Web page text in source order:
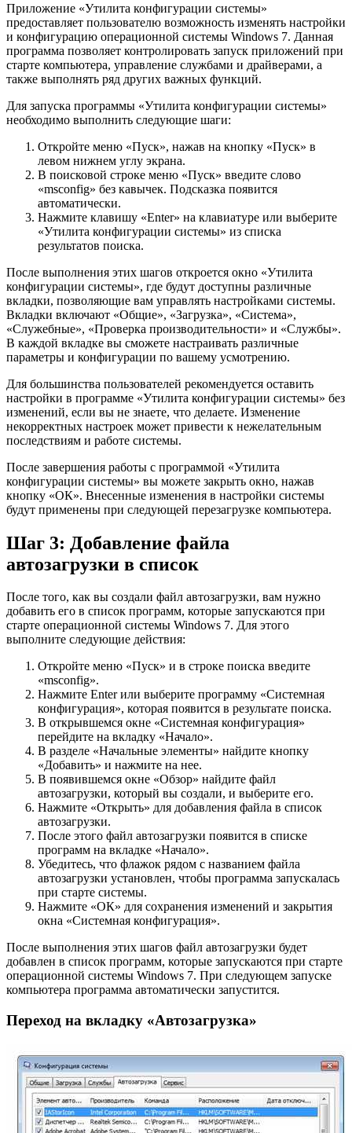
Приложение «Утилита конфигурации системы»
предоставляет пользователю возможность изменять настройки
и конфигурацию операционной системы Windows 7. Данная
программа позволяет контролировать запуск приложений при
старте компьютера, управление службами и драйверами, а
также выполнять ряд других важных функций.
Для запуска программы «Утилита конфигурации системы»
необходимо выполнить следующие шаги:
Откройте меню «Пуск», нажав на кнопку «Пуск» в
левом нижнем углу экрана.
В поисковой строке меню «Пуск» введите слово
«msconfig» без кавычек. Подсказка появится
автоматически.
Нажмите клавишу «Enter» на клавиатуре или выберите
«Утилита конфигурации системы» из списка
результатов поиска.
После выполнения этих шагов откроется окно «Утилита
конфигурации системы», где будут доступны различные
вкладки, позволяющие вам управлять настройками системы.
Вкладки включают «Общие», «Загрузка», «Система»,
«Служебные», «Проверка производительности» и «Службы».
В каждой вкладке вы сможете настраивать различные
параметры и конфигурации по вашему усмотрению.
Для большинства пользователей рекомендуется оставить
настройки в программе «Утилита конфигурации системы» без
изменений, если вы не знаете, что делаете. Изменение
некорректных настроек может привести к нежелательным
последствиям и работе системы.
После завершения работы с программой «Утилита
конфигурации системы» вы можете закрыть окно, нажав
кнопку «ОК». Внесенные изменения в настройки системы
будут применены при следующей перезагрузке компьютера.
Шаг 3: Добавление файла
автозагрузки в список
После того, как вы создали файл автозагрузки, вам нужно
добавить его в список программ, которые запускаются при
старте операционной системы Windows 7. Для этого
выполните следующие действия:
Откройте меню «Пуск» и в строке поиска введите
«msconfig».
Нажмите Enter или выберите программу «Системная
конфигурация», которая появится в результате поиска.
В открывшемся окне «Системная конфигурация»
перейдите на вкладку «Начало».
В разделе «Начальные элементы» найдите кнопку
«Добавить» и нажмите на нее.
В появившемся окне «Обзор» найдите файл
автозагрузки, который вы создали, и выберите его.
Нажмите «Открыть» для добавления файла в список
автозагрузки.
После этого файл автозагрузки появится в списке
программ на вкладке «Начало».
Убедитесь, что флажок рядом с названием файла
автозагрузки установлен, чтобы программа запускалась
при старте системы.
Нажмите «ОК» для сохранения изменений и закрытия
окна «Системная конфигурация».
После выполнения этих шагов файл автозагрузки будет
добавлен в список программ, которые запускаются при старте
операционной системы Windows 7. При следующем запуске
компьютера программа автоматически запустится.
Переход на вкладку «Автозагрузка»